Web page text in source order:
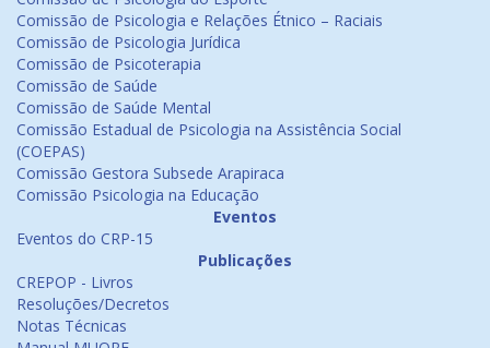
Comissão de Psicologia e Relações Étnico – Raciais
Comissão de Psicologia Jurídica
Comissão de Psicoterapia
Comissão de Saúde
Comissão de Saúde Mental
Comissão Estadual de Psicologia na Assistência Social
(COEPAS)
Comissão Gestora Subsede Arapiraca
Comissão Psicologia na Educação
Eventos
Eventos do CRP-15
Publicações
CREPOP - Livros
Resoluções/Decretos
Notas Técnicas